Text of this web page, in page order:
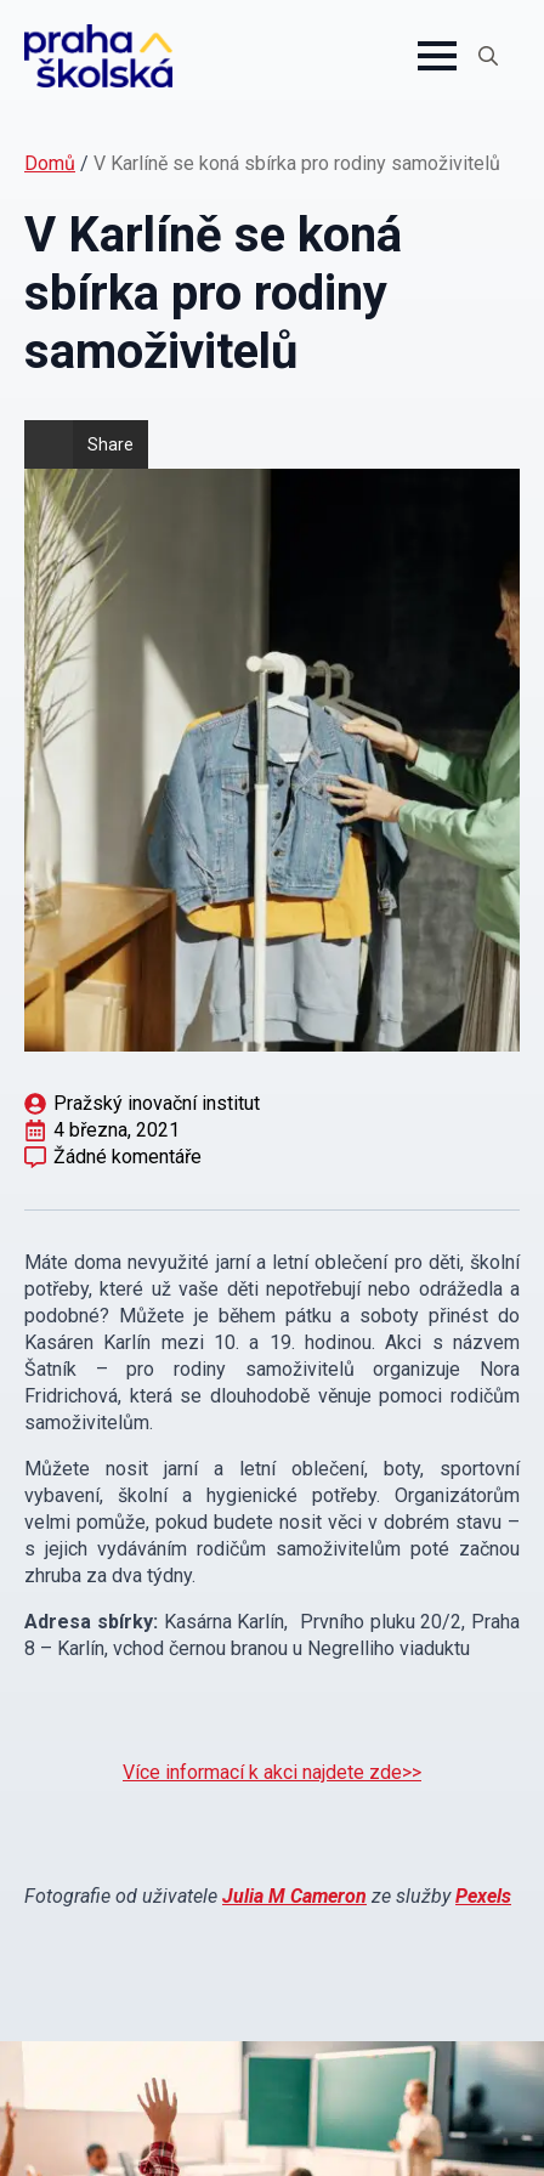
Domů / V Karlíně se koná sbírka pro rodiny samoživitelů
V Karlíně se koná
sbírka pro rodiny
samoživitelů
Share
Pražský inovační institut
4 března, 2021
Žádné komentáře
Máte doma nevyužité jarní a letní oblečení pro děti, školní
potřeby, které už vaše děti nepotřebují nebo odrážedla a
podobné? Můžete je během pátku a soboty přinést do
Kasáren Karlín mezi 10. a 19. hodinou. Akci s názvem
Šatník – pro rodiny samoživitelů organizuje Nora
Fridrichová, která se dlouhodobě věnuje pomoci rodičům
samoživitelům.
Můžete nosit jarní a letní oblečení, boty, sportovní
vybavení, školní a hygienické potřeby. Organizátorům
velmi pomůže, pokud budete nosit věci v dobrém stavu –
s jejich vydáváním rodičům samoživitelům poté začnou
zhruba za dva týdny.
Adresa sbírky: Kasárna Karlín, Prvního pluku 20/2, Praha
8 – Karlín, vchod černou branou u Negrelliho viaduktu
Více informací k akci najdete zde>>
Fotografie od uživatele Julia M Cameron ze službyPexels